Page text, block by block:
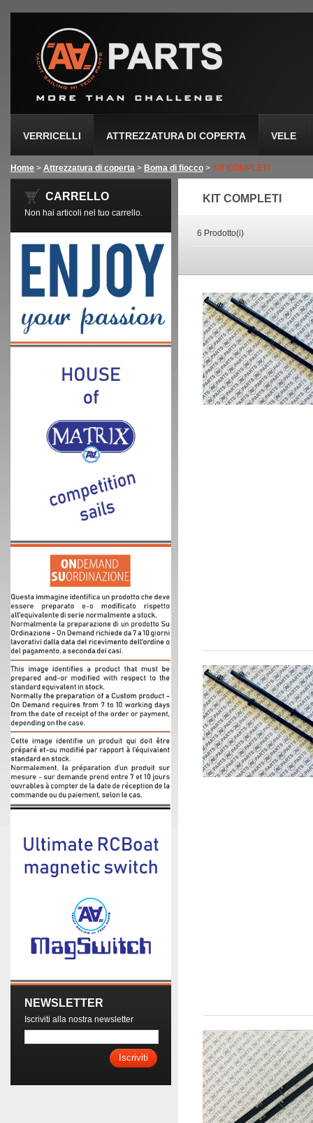
VERRICELLI ATTREZZATURA DI COPERTA VELE
Home > Attrezzatura di coperta > Boma di fiocco > KIT COMPLETI
KIT COMPLETI
6 Prodotto(i)
CARRELLO
Non hai articoli nel tuo carrello.
NEWSLETTER
Iscriviti alla nostra newsletter
Iscriviti